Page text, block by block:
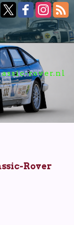
rover.nl
Rover